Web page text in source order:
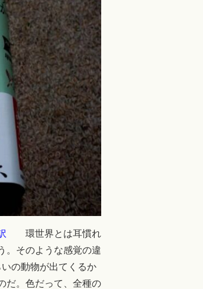
環世界とは耳慣れ
。そのような感覚の違
の動物が出てくるか
だ。色だって、全種の